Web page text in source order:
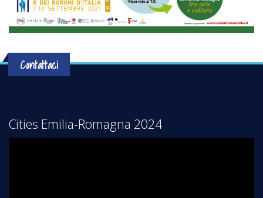
Contattaci
Cities Emilia-Romagna 2024